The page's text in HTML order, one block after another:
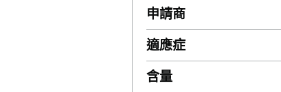
申請商
適應症
含量